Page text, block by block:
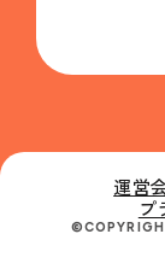
運営
プ